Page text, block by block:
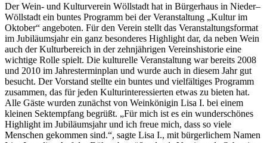
Der Wein- und Kulturverein Wöllstadt hat in Bürgerhaus in Nieder–
Wöllstadt ein buntes Programm bei der Veranstaltung „Kultur im
Oktober“ angeboten. Für den Verein stellt das Veranstaltungsformat
im Jubiläumsjahr ein ganz besonderes Highlight dar, da neben Wein
auch der Kulturbereich in der zehnjährigen Vereinshistorie eine
wichtige Rolle spielt. Die kulturelle Veranstaltung war bereits 2008
und 2010 im Jahresterminplan und wurde auch in diesem Jahr gut
besucht. Der Vorstand stellte ein buntes und vielfältiges Programm
zusammen, das für jeden Kulturinteressierten etwas zu bieten hat.
Alle Gäste wurden zunächst von Weinkönigin Lisa I. bei einem
kleinen Sektempfang begrüßt. „Für mich ist es ein wunderschönes
Highlight im Jubiläumsjahr und ich freue mich, dass so viele
Menschen gekommen sind.“, sagte Lisa I., mit bürgerlichem Namen